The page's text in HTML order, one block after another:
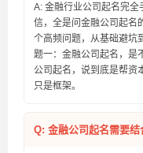
A: 金融行业公司起名完
信，全是问金融公司起名
个高频问题，从基础避坑
题一：金融公司起名，是
公司起名，说到底是帮资
只是框架。
Q: 金融公司起名需要结